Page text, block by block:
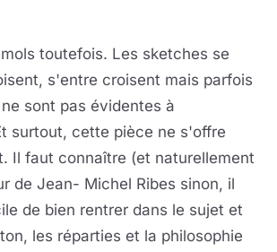
toutefois. Les sketches se
s'entre croisent mais parfois
sont pas évidentes à
surtout, cette pièce ne s'offre
Il faut connaître (et naturellement
de Jean- Michel Ribes sinon, il
de bien rentrer dans le sujet et
les réparties et la philosophie